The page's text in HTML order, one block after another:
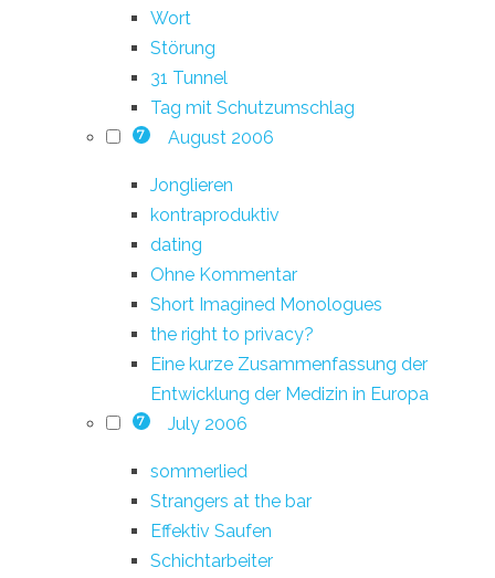
Wort
Störung
31 Tunnel
Tag mit Schutzumschlag
7 August 2006
Jonglieren
kontraproduktiv
dating
Ohne Kommentar
Short Imagined Monologues
the right to privacy?
Eine kurze Zusammenfassung der
Entwicklung der Medizin in Europa
7 July 2006
sommerlied
Strangers at the bar
Effektiv Saufen
Schichtarbeiter